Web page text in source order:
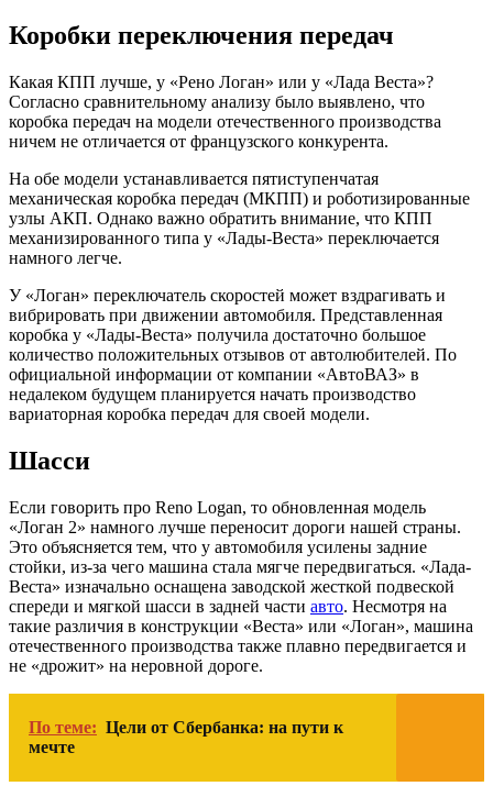
Коробки переключения передач
Какая КПП лучше, у «Рено Логан» или у «Лада Веста»?
Согласно сравнительному анализу было выявлено, что
коробка передач на модели отечественного производства
ничем не отличается от французского конкурента.
На обе модели устанавливается пятиступенчатая
механическая коробка передач (МКПП) и роботизированные
узлы АКП. Однако важно обратить внимание, что КПП
механизированного типа у «Лады-Веста» переключается
намного легче.
У «Логан» переключатель скоростей может вздрагивать и
вибрировать при движении автомобиля. Представленная
коробка у «Лады-Веста» получила достаточно большое
количество положительных отзывов от автолюбителей. По
официальной информации от компании «АвтоВАЗ» в
недалеком будущем планируется начать производство
вариаторная коробка передач для своей модели.
Шасси
Если говорить про Reno Logan, то обновленная модель
«Логан 2» намного лучше переносит дороги нашей страны.
Это объясняется тем, что у автомобиля усилены задние
стойки, из-за чего машина стала мягче передвигаться. «Лада-
Веста» изначально оснащена заводской жесткой подвеской
спереди и мягкой шасси в задней части авто. Несмотря на
такие различия в конструкции «Веста» или «Логан», машина
отечественного производства также плавно передвигается и
не «дрожит» на неровной дороге.
По теме: Цели от Сбербанка: на пути к
мечте